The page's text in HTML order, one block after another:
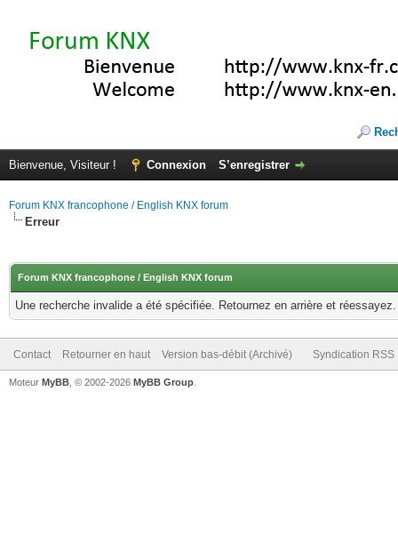
Bienvenue, Visiteur ! Connexion S’enregistrer
Forum KNX francophone / English KNX forum
Erreur
Forum KNX francophone / English KNX forum
Une recherche invalide a été spécifiée. Retournez en arrière et réessayez.
Contact Retourner en haut Version bas-débit (Archivé) Syndication RSS
Moteur MyBB , © 2002-2026 MyBB Group